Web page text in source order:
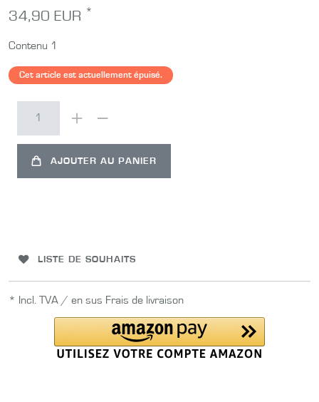
34,90 EUR *
Contenu 1
Cet article est actuellement épuisé.
AJOUTER AU PANIER
LISTE DE SOUHAITS
* Incl. TVA / en sus Frais de livraison